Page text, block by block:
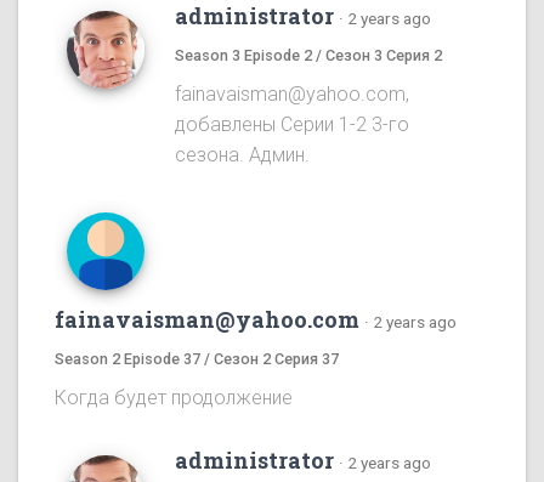
administrator · 2 years ago
Season 3 Episode 2 / Сезон 3 Серия 2
fainavaisman@yahoo.com,
добавлены Серии 1-2 3-го
сезона. Админ.
fainavaisman@yahoo.com · 2 years ago
Season 2 Episode 37 / Сезон 2 Серия 37
Когда будет продолжение
administrator · 2 years ago